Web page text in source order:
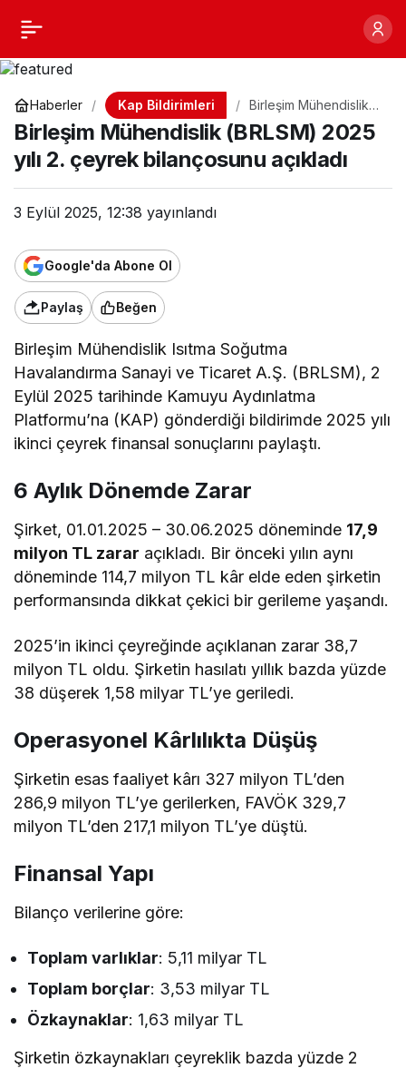
Haberler Kap Bildirimleri
Birleşim Mühendislik
(BRLSM) 2025 yılı 2.
çeyrek bilançosunu
Birleşim Mühendislik (BRLSM) 2025
yılı 2. çeyrek bilançosunu açıkladı
3 Eylül 2025, 12:38 yayınlandı
Google'da Abone Ol
Paylaş Beğen
Birleşim Mühendislik Isıtma Soğutma
Havalandırma Sanayi ve Ticaret A.Ş. (BRLSM), 2
Eylül 2025 tarihinde Kamuyu Aydınlatma
Platformu’na (KAP) gönderdiği bildirimde 2025 yılı
ikinci çeyrek finansal sonuçlarını paylaştı.
6 Aylık Dönemde Zarar
Şirket, 01.01.2025 – 30.06.2025 döneminde 17,9
milyon TL zarar açıkladı. Bir önceki yılın aynı
döneminde 114,7 milyon TL kâr elde eden şirketin
performansında dikkat çekici bir gerileme yaşandı.
2025’in ikinci çeyreğinde açıklanan zarar 38,7
milyon TL oldu. Şirketin hasılatı yıllık bazda yüzde
38 düşerek 1,58 milyar TL’ye geriledi.
Operasyonel Kârlılıkta Düşüş
Şirketin esas faaliyet kârı 327 milyon TL’den
286,9 milyon TL’ye gerilerken, FAVÖK 329,7
milyon TL’den 217,1 milyon TL’ye düştü.
Finansal Yapı
Bilanço verilerine göre:
Toplam varlıklar: 5,11 milyar TL
Toplam borçlar: 3,53 milyar TL
Özkaynaklar: 1,63 milyar TL
Şirketin özkaynakları çeyreklik bazda yüzde 2
Birleşim Mühendislik
(BRLSM) 2025 yılı 2.
çeyrek bilançosunu
açıkladı
Paylaş